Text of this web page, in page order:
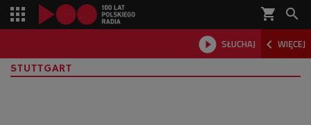
shopping_cart 
 SŁUCHAJ  WIĘCEJ

STUTTGART